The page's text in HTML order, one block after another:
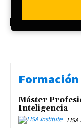
INTERNACIONAL
Máster
Inteligencia